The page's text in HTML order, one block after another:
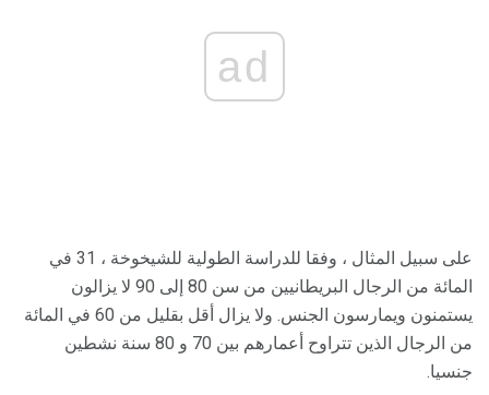
ad
على سبيل المثال ، وفقا للدراسة الطولية للشيخوخة ، 31 في
المائة من الرجال البريطانيين من سن 80 إلى 90 لا يزالون
يستمنون ويمارسون الجنس. ولا يزال أقل بقليل من 60 في المائة
من الرجال الذين تتراوح أعمارهم بين 70 و 80 سنة نشطين
جنسيا.